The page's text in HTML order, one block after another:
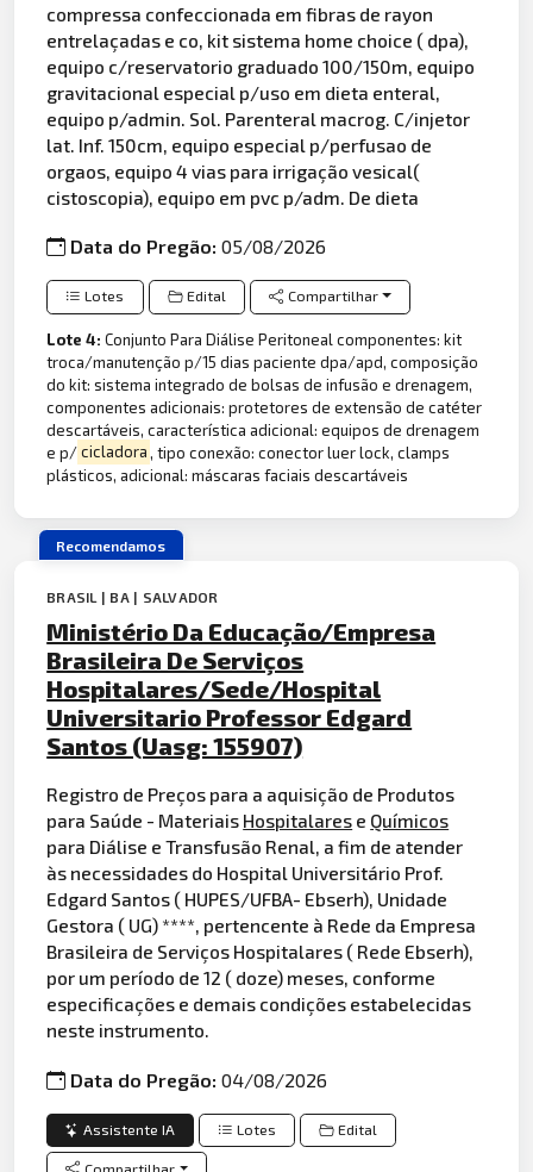
compressa confeccionada em fibras de rayon
entrelaçadas e co, kit sistema home choice ( dpa),
equipo c/reservatorio graduado 100/150m, equipo
gravitacional especial p/uso em dieta enteral,
equipo p/admin. Sol. Parenteral macrog. C/injetor
lat. Inf. 150cm, equipo especial p/perfusao de
orgaos, equipo 4 vias para irrigação vesical(
cistoscopia), equipo em pvc p/adm. De dieta
Data do Pregão:05/08/2026
Lotes Edital Compartilhar
Lote 4:Conjunto Para Diálise Peritoneal componentes: kit
troca/manutenção p/15 dias paciente dpa/apd, composição
do kit: sistema integrado de bolsas de infusão e drenagem,
componentes adicionais: protetores de extensão de catéter
descartáveis, característica adicional: equipos de drenagem
e p/cicladora, tipo conexão: conector luer lock, clamps
plásticos, adicional: máscaras faciais descartáveis
Recomendamos
BRASIL | BA | SALVADOR
Ministério Da Educação/Empresa
Brasileira De Serviços
Hospitalares/Sede/Hospital
Universitario Professor Edgard
Santos (Uasg: 155907)
Registro de Preços para a aquisição de Produtos
para Saúde - Materiais Hospitalares e Químicos
para Diálise e Transfusão Renal, a fim de atender
às necessidades do Hospital Universitário Prof.
Edgard Santos ( HUPES/UFBA- Ebserh), Unidade
Gestora ( UG) ****, pertencente à Rede da Empresa
Brasileira de Serviços Hospitalares ( Rede Ebserh),
por um período de 12 ( doze) meses, conforme
especificações e demais condições estabelecidas
neste instrumento.
Data do Pregão:04/08/2026
Assistente IA Lotes Edital